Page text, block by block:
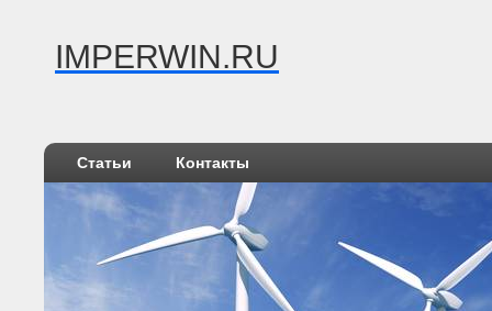
IMPERWIN.RU
Статьи Контакты